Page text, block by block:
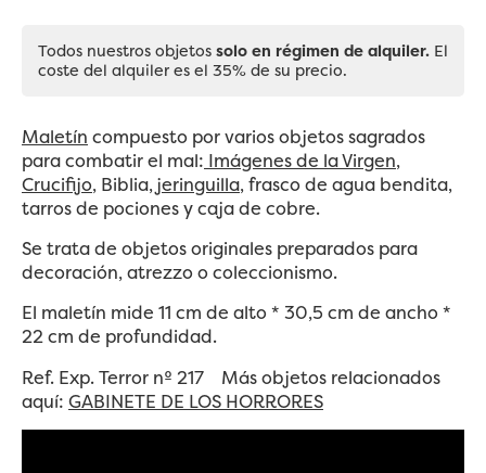
Todos nuestros objetos solo en régimen de alquiler. El
coste del alquiler es el 35% de su precio.
Maletín compuesto por varios objetos sagrados
para combatir el mal: Imágenes de la Virgen,
Crucifijo, Biblia,jeringuilla, frasco de agua bendita,
tarros de pociones y caja de cobre.
Se trata de objetos originales preparados para
decoración, atrezzo o coleccionismo.
El maletín mide 11 cm de alto * 30,5 cm de ancho *
22 cm de profundidad.
Ref. Exp. Terror nº 217 Más objetos relacionados
aquí: GABINETE DE LOS HORRORES